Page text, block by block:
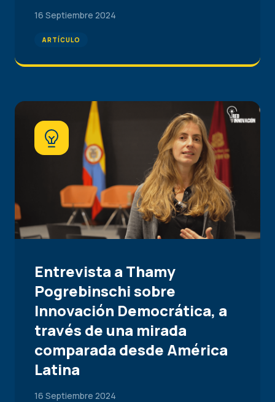
16 Septiembre 2024
ARTÍCULO
Entrevista a Thamy
Pogrebinschi sobre
Innovación Democrática, a
través de una mirada
comparada desde América
Latina
16 Septiembre 2024